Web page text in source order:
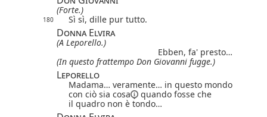
(Forte.)
180 Sì sì, dille pur tutto.
Donna Elvira
(A Leporello.)
Ebben, fa' presto…
(In questo frattempo Don Giovanni fugge.)
Leporello
Madama… veramente… in questo mondo
con ciò sia cosa
quando fosse che
il quadro non è tondo…